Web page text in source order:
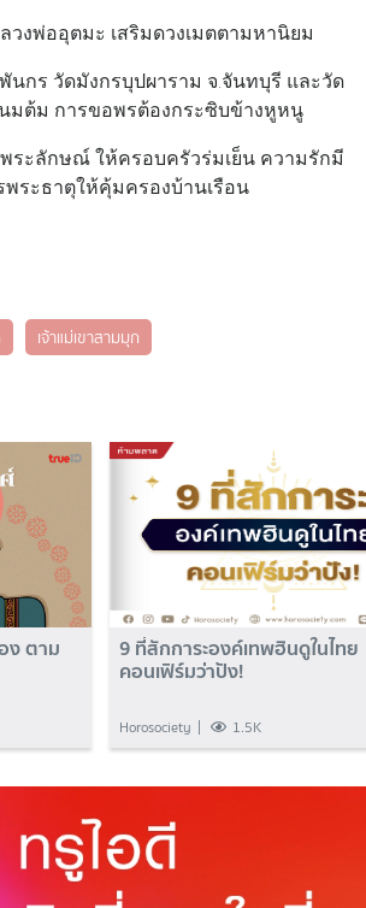
งพ่ออุตมะ เสริมดวงเมตตามหานิยม
กร วัดมังกรบุปผาราม จ.จันทบุรี และวัด
นมต้ม การขอพรต้องกระซิบข้างหูหนู
ระลักษณ์ ให้ครอบครัวร่มเย็น ความรักมี
ระธาตุให้คุ้มครองบ้านเรือน
เจ้าแม่เขาสามมุก
ง ตาม 9 ที่สักการะองค์เทพฮินดูในไทย
คอนเฟิร์มว่าปัง!
Horosociety 1.5K